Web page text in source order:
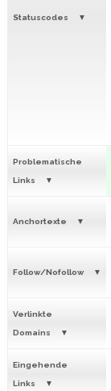
Statuscodes
Problematische
Links
Anchortexte
Follow/Nofollow
Verlinkte
Domains
Eingehende
Links